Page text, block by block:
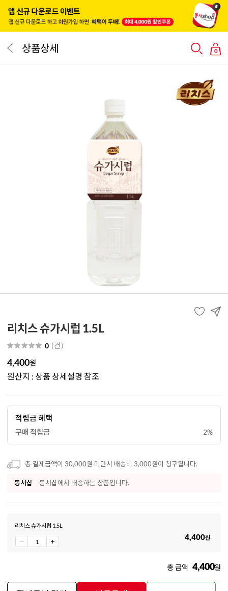
상품상세 0
리치스 슈가시럽 1.5L
0 (건)
4,400원
원산지 : 상품 상세설명 참조
적립금 혜택
구매 적립금 2%
총 결제금액이 30,000원 미만시 배송비 3,000원이 청구됩니다.
동서샵 동서샵에서 배송하는 상품입니다.
리치스 슈가시럽 1.5L
4,400원
총 금액 4,400원